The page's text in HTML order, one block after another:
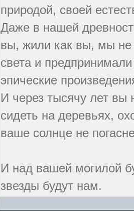
природой, своей
Даже в нашей
вы, жили как вы, мы не
света и
эпические
И через тысячу лет вы
сидеть на деревьях,
ваше солнце не
И над вашей могилой
звезды будут нам.